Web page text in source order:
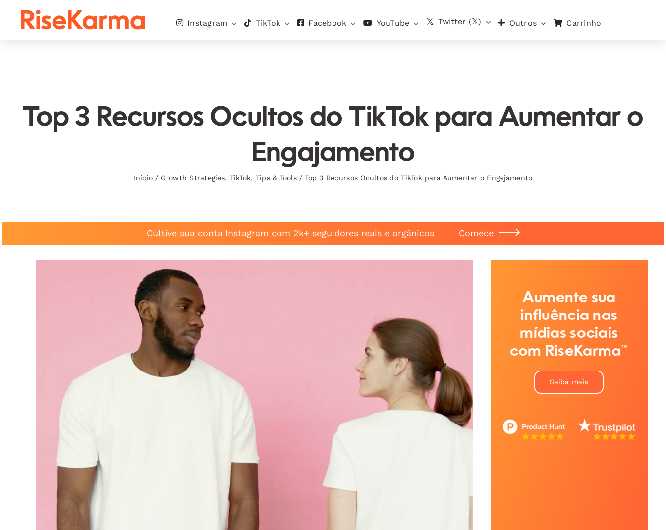
Instagram TikTok Facebook YouTube Twitter (𝕏) Outros Carrinho
Top 3 Recursos Ocultos do TikTok para Aumentar o
Engajamento
Início / Growth Strategies, TikTok, Tips & Tools / Top 3 Recursos Ocultos do TikTok para Aumentar o Engajamento
Cultive sua conta Instagram com 2k+ seguidores reais e orgânicos Comece
Aumente sua
influência nas
mídias sociais
com RiseKarma™
Saiba mais